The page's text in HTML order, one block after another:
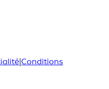
|Conditions